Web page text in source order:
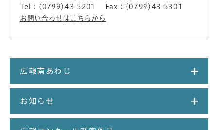
Tel：(0799)43-5201
Fax：(0799)43-5301
お問い合わせはこちらから
広報南あわじ
お知らせ